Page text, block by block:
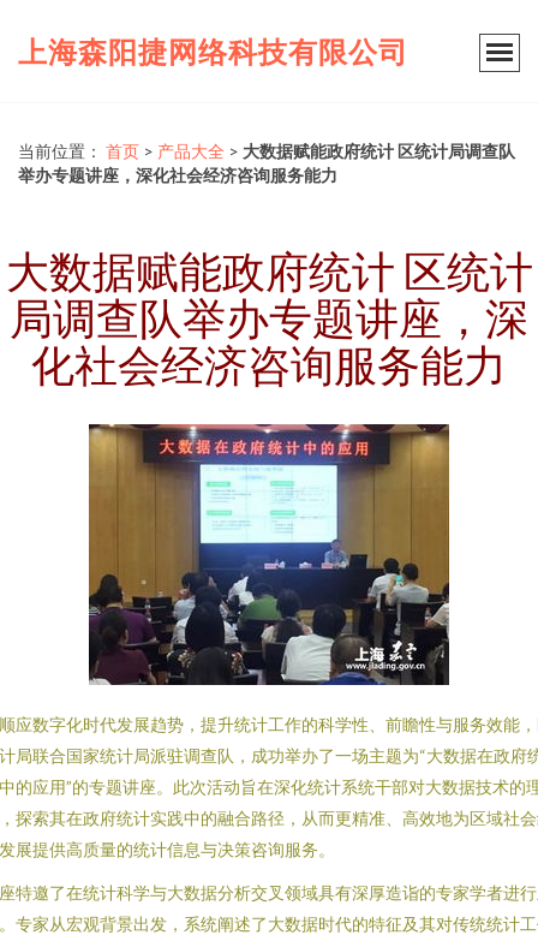
上海森阳捷网络科技有限公司
当前位置： 首页 > 产品大全 > 大数据赋能政府统计 区统计局调查队
举办专题讲座，深化社会经济咨询服务能力
大数据赋能政府统计 区统计
局调查队举办专题讲座，深
化社会经济咨询服务能力
应数字化时代发展趋势，提升统计工作的科学性、前瞻性与服务效能
局联合国家统计局派驻调查队，成功举办了一场主题为“大数据在政府
的应用”的专题讲座。此次活动旨在深化统计系统干部对大数据技术的
探索其在政府统计实践中的融合路径，从而更精准、高效地为区域社
展提供高质量的统计信息与决策咨询服务。
特邀了在统计科学与大数据分析交叉领域具有深厚造诣的专家学者进
专家从宏观背景出发，系统阐述了大数据时代的特征及其对传统统计